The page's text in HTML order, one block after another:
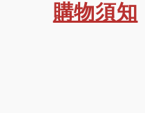
購物須知